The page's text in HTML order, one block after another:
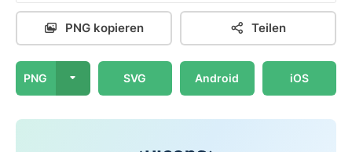
PNG kopieren Teilen
PNG SVG Android iOS